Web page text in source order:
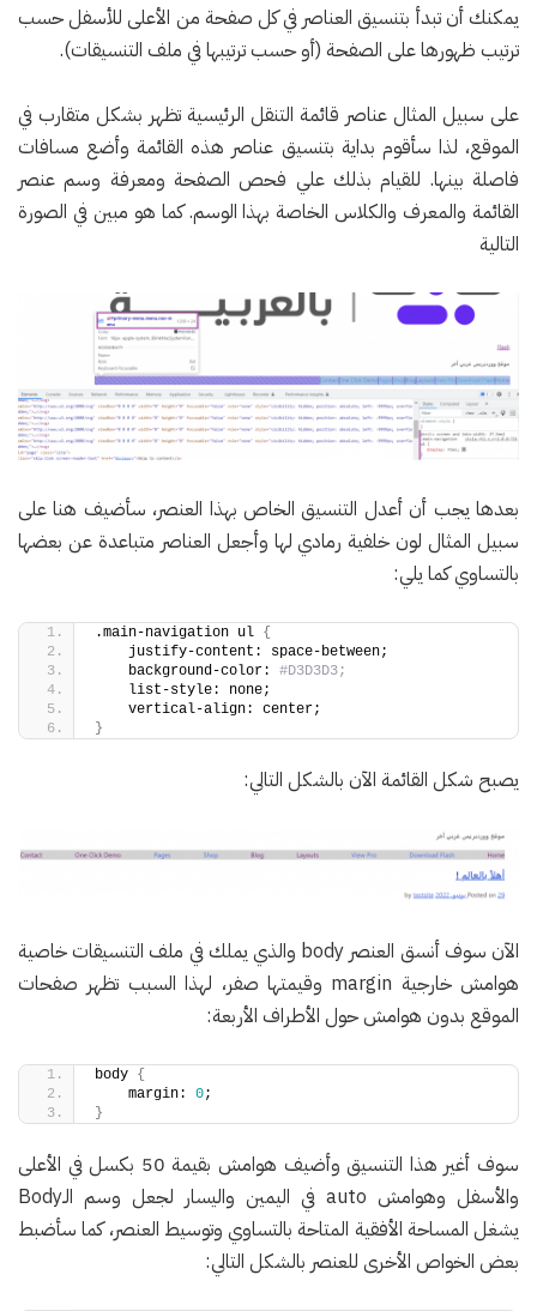
يمكنك أن تبدأ بتنسيق العناصر في كل صفحة من الأعلى للأسفل حسب
ترتيب ظهورها على الصفحة (أو حسب ترتيبها في ملف التنسيقات).
على سبيل المثال عناصر قائمة التنقل الرئيسية تظهر بشكل متقارب في
الموقع، لذا سأقوم بداية بتنسيق عناصر هذه القائمة وأضع مسافات
فاصلة بينها. للقيام بذلك علي فحص الصفحة ومعرفة وسم عنصر
القائمة والمعرف والكلاس الخاصة بهذا الوسم. كما هو مبين في الصورة
التالية
بعدها يجب أن أعدل التنسيق الخاص بهذا العنصر، سأضيف هنا على
سبيل المثال لون خلفية رمادي لها وأجعل العناصر متباعدة عن بعضها
بالتساوي كما يلي:
.main-navigation ul {
    justify-content: space-between;
    background-color:
#D3D3D3;
    list-style: none;
    vertical-align: center;
}
يصبح شكل القائمة الآن بالشكل التالي:
الآن سوف أنسق العنصر body والذي يملك في ملف التنسيقات خاصية
هوامش خارجية margin وقيمتها صفر، لهذا السبب تظهر صفحات
الموقع بدون هوامش حول الأطراف الأربعة:
body {
    margin:
0;
}
سوف أغير هذا التنسيق وأضيف هوامش بقيمة 50 بكسل في الأعلى
والأسفل وهوامش auto في اليمين واليسار لجعل وسم الـBody
يشغل المساحة الأفقية المتاحة بالتساوي وتوسيط العنصر، كما سأضبط
بعض الخواص الأخرى للعنصر بالشكل التالي: